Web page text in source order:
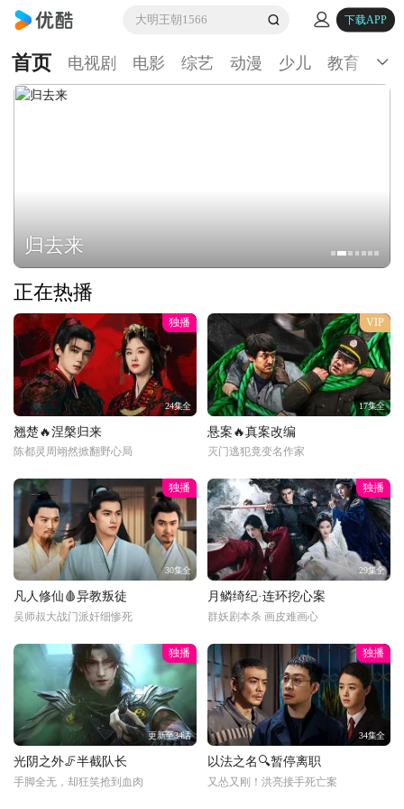
大明王朝1566 下载APP
首页 电视剧 电影 综艺 动漫 少儿 教育 生
归去来
正在热播
独播
24集全
翘楚🔥涅槃归来
陈都灵周翊然掀翻野心局
VIP
17集全
悬案🔥真案改编
灭门逃犯竟变名作家
独播
30集全
凡人修仙🩸异教叛徒
吴师叔大战门派奸细惨死
独播
29集全
月鳞绮纪·连环挖心案
群妖剧本杀 画皮难画心
独播
更新至34话
光阴之外🦵半截队长
手脚全无，却狂笑抢到血肉
独播
34集全
以法之名🔍暂停离职
又怂又刚！洪亮接手死亡案